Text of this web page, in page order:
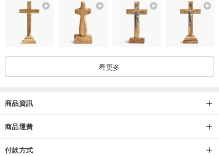
五十年不變 再個五十年亦如是
艋舺肥皂是台北在地傳統手工肥皂，
結合傳統的製作工法及在地文化為主軸。
1960年代，艋舺曾是台灣出產肥皂的重鎮。
牌，堅持以傳統冷製技術生產傳統手工肥皂。
艋舺肥皂堅持50年傳統配方
看更多
商品資訊
商品運費
付款方式